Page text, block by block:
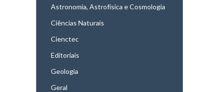
Astronomia, Astrofísica e Cosmologia
Ciências Naturais
Cienctec
Editoriais
Geologia
Geral